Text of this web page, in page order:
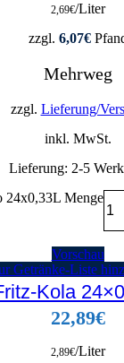
2,69€/Liter
zzgl. 6,07€
Mehrweg
zzgl. Lieferung/
inkl. MwSt.
Lieferung: 2-5
24x0,33L Menge
Vorschau
Getränke-Liste
Kola
22,89€
2,89€/Liter